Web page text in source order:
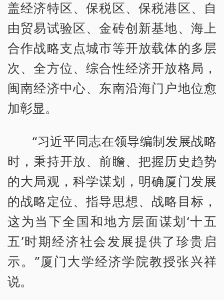
盖经济特区、保税区、保税港区、自
由贸易试验区、金砖创新基地、海上
合作战略支点城市等开放载体的多层
次、全方位、综合性经济开放格局，
闽南经济中心、东南沿海门户地位愈
加彰显。
“习近平同志在领导编制发展战略
时，秉持开放、前瞻、把握历史趋势
的大局观，科学谋划，明确厦门发展
的战略定位、指导思想、战略目标，
这为当下全国和地方层面谋划‘十五
五’时期经济社会发展提供了珍贵启
示。”厦门大学经济学院教授张兴祥
说。